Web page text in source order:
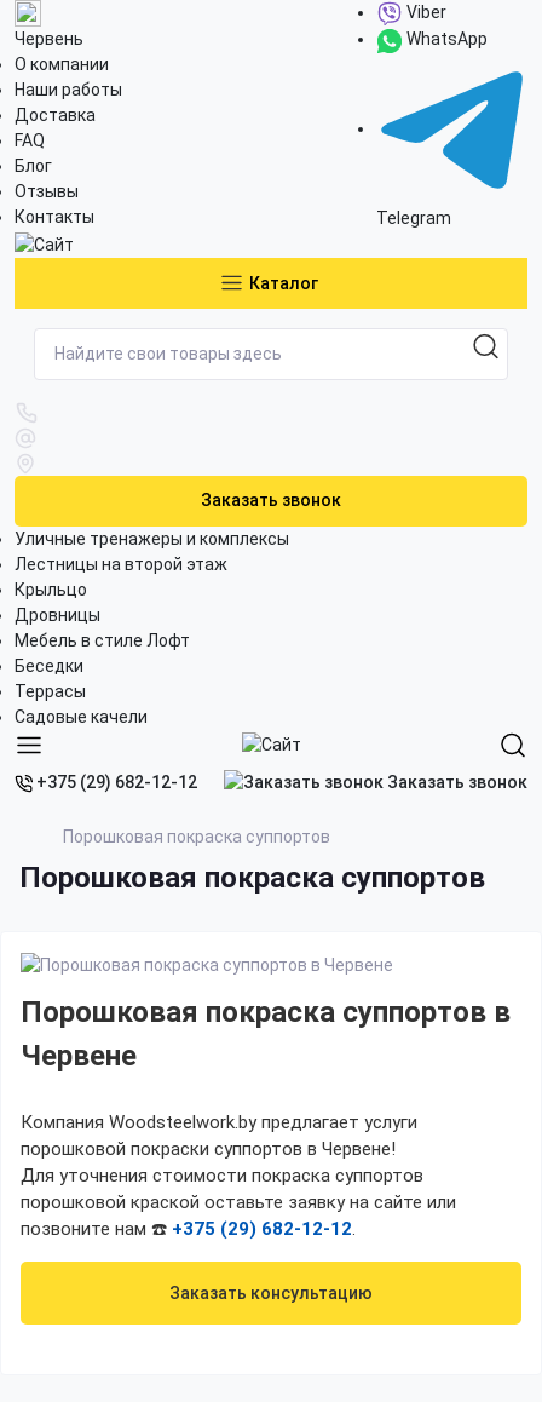
Червень
О компании
Наши работы
Доставка
FAQ
Блог
Отзывы
Контакты
Viber
WhatsApp
Telegram
Каталог
Заказать звонок
Уличные тренажеры и комплексы
Лестницы на второй этаж
Крыльцо
Дровницы
Мебель в стиле Лофт
Беседки
Террасы
Садовые качели
+375 (29) 682-12-12 Заказать звонок
Порошковая покраска суппортов
Порошковая покраска суппортов
Порошковая покраска суппортов в
Червене
Компания Woodsteelwork.by предлагает услуги
порошковой покраски суппортов в Червене!
Для уточнения стоимости покраска суппортов
порошковой краской оставьте заявку на сайте или
позвоните нам ☎️ +375 (29) 682-12-12.
Заказать консультацию